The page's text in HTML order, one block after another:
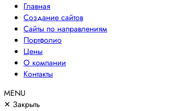
Главная
Создание сайтов
Сайты по направлениям
Портфолио
Цены
О компании
Контакты
MENU
✕ Закрыть